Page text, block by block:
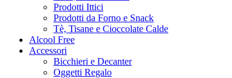
Prodotti Ittici
Prodotti da Forno e Snack
Tè, Tisane e Cioccolate Calde
Alcool Free
Accessori
Bicchieri e Decanter
Oggetti Regalo